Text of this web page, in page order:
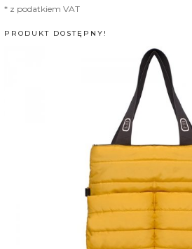
* z podatkiem VAT
PRODUKT DOSTĘPNY!